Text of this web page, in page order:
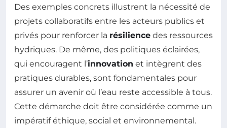
Des exemples concrets illustrent la nécessité de
projets collaboratifs entre les acteurs publics et
privés pour renforcer la résilience des ressources
hydriques. De même, des politiques éclairées,
qui encouragent l’innovation et intègrent des
pratiques durables, sont fondamentales pour
assurer un avenir où l’eau reste accessible à tous.
Cette démarche doit être considérée comme un
impératif éthique, social et environnemental.